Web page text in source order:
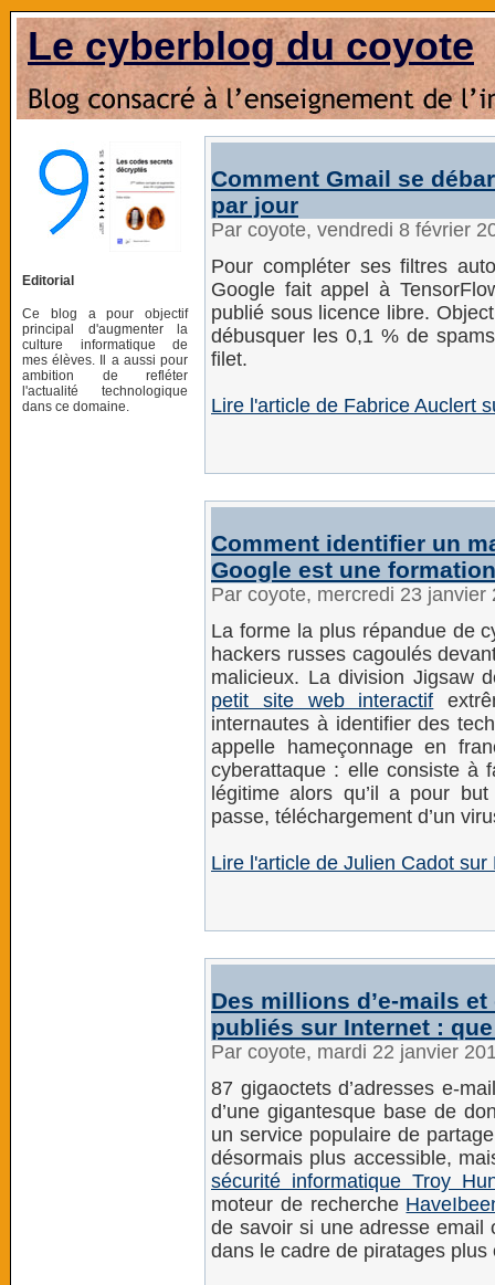
Le cyberblog du coyote
Editorial
Ce blog a pour objectif
principal d'augmenter la
culture informatique de
mes élèves. Il a aussi pour
ambition de refléter
l'actualité technologique
dans ce domaine.
Comment Gmail se
par jour
Par coyote, vendredi 8 février
Pour compléter ses filtres
Google fait appel à
publié sous licence libre.
débusquer les 0,1 % de
filet.
Lire l'article de Fabrice Auclert
Comment identifier un
Google est une
Par coyote, mercredi 23
La forme la plus répandue de
hackers russes cagoulés
malicieux. La division Jigsaw
petit site web interactif
internautes à identifier des
appelle hameçonnage en
cyberattaque : elle consiste à
légitime alors qu’il a pour
passe, téléchargement d’un
Lire l'article de Julien Cadot sur
Des millions d’e-mails
publiés sur Internet :
Par coyote, mardi 22 janvier
87 gigaoctets d’adresses e-
d’une gigantesque base de
un service populaire de
désormais plus accessible,
sécurité informatique Troy
moteur de recherche
de savoir si une adresse email
dans le cadre de piratages plus